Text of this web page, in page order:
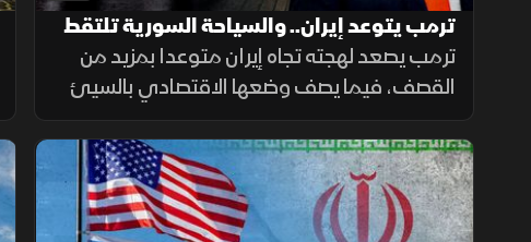
ترمب يتوعد إيران.. والسياحة السورية تلتقط
أنفاسها
ترمب يصعد لهجته تجاه إيران متوعدا بمزيد من
القصف، فيما يصف وضعها الاقتصادي بالسيئ
للغاية. وفي سوريا، يلتقط قطاع السياحة أنفاسه
مع مؤشرات تعاف، وتكشف دراسة جديدة عن سر
قد يرتبط بأحد أبرز ألغاز الشيخوخة